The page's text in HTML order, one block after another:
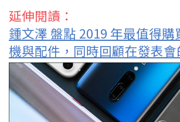
延伸閱讀：
鍾文澤 盤點 2019 年最值得
機與配件，同時回顧在發表